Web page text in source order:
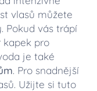
vlasů můžete
Pokud vás trápí
kapek pro
je také
. Pro snadnější
Užijte si tuto